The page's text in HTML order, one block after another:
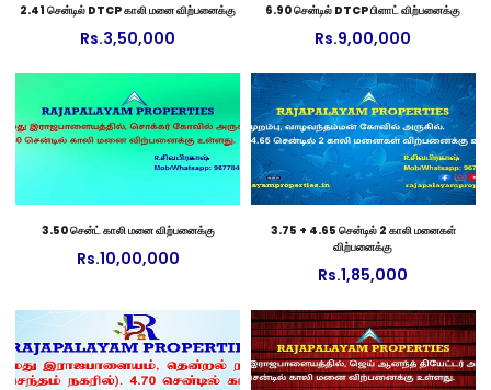
2.41 சென்டில் DTCP காலி மனை விற்பனைக்கு
Rs.3,50,000
6.90 சென்டில் DTCP பிளாட் விற்பனைக்கு
Rs.9,00,000
3.50 சென்ட் காலி மனை விற்பனைக்கு
Rs.10,00,000
3.75 + 4.65 சென்டில் 2 காலி மனைகள்
விற்பனைக்கு
Rs.1,85,000